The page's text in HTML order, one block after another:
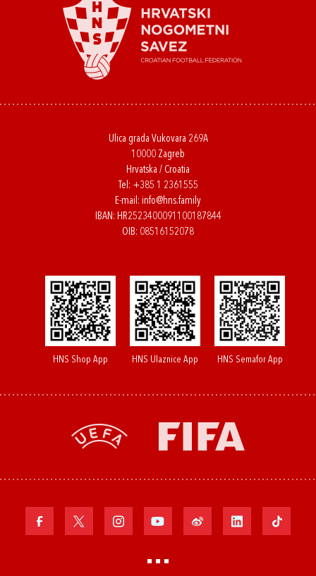
Ulica grada Vukovara 269A
10000 Zagreb
Hrvatska / Croatia
Tel: +385 1 2361555
E-mail: info@hns.family
IBAN: HR2523400091100187844
OIB: 08516152078
HNS Shop App HNS Ulaznice App HNS Semafor App